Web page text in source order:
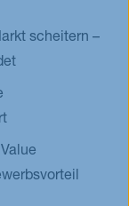
scheitern –